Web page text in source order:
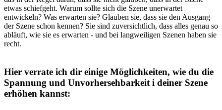
etwas schiefgeht. Warum sollte sich die Szene unerwartet
entwickeln? Was erwarten sie? Glauben sie, dass sie den Ausgang
der Szene schon kennen? Sie sind zuversichtlich, dass alles genau so
abläuft, wie sie es erwarten - und bei langweiligen Szenen haben sie
recht.
Hier verrate ich dir einige Möglichkeiten, wie du die
Spannung und Unvorhersehbarkeit i deiner Szene
erhöhen kannst: